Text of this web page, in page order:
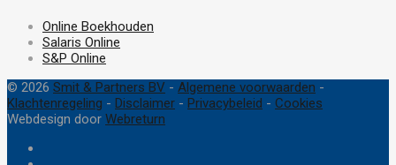
Online Boekhouden
Salaris Online
S&P Online
© 2026 Smit & Partners BV - Algemene voorwaarden -
Klachtenregeling - Disclaimer - Privacybeleid - Cookies
Webdesign door Webreturn